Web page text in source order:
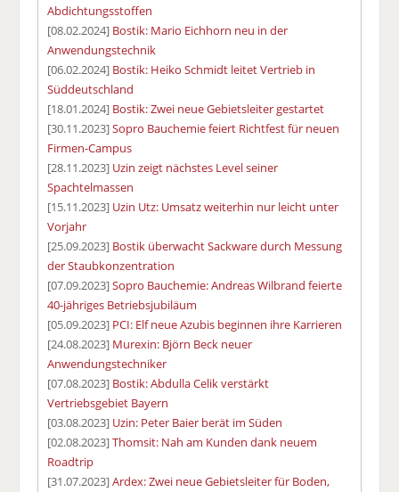
Abdichtungsstoffen
[08.02.2024] Bostik: Mario Eichhorn neu in der
Anwendungstechnik
[06.02.2024] Bostik: Heiko Schmidt leitet Vertrieb in
Süddeutschland
[18.01.2024] Bostik: Zwei neue Gebietsleiter gestartet
[30.11.2023]Sopro Bauchemie feiert Richtfest für neuen
Firmen-Campus
[28.11.2023] Uzin zeigt nächstes Level seiner
Spachtelmassen
[15.11.2023] Uzin Utz: Umsatz weiterhin nur leicht unter
Vorjahr
[25.09.2023] Bostik überwacht Sackware durch Messung
der Staubkonzentration
[07.09.2023]Sopro Bauchemie: Andreas Wilbrand feierte
40-jähriges Betriebsjubiläum
[05.09.2023] PCI: Elf neue Azubis beginnen ihre Karrieren
[24.08.2023] Murexin: Björn Beck neuer
Anwendungstechniker
[07.08.2023] Bostik: Abdulla Celik verstärkt
Vertriebsgebiet Bayern
[03.08.2023] Uzin: Peter Baier berät im Süden
[02.08.2023]Thomsit: Nah am Kunden dank neuem
Roadtrip
[31.07.2023]Ardex: Zwei neue Gebietsleiter für Boden,